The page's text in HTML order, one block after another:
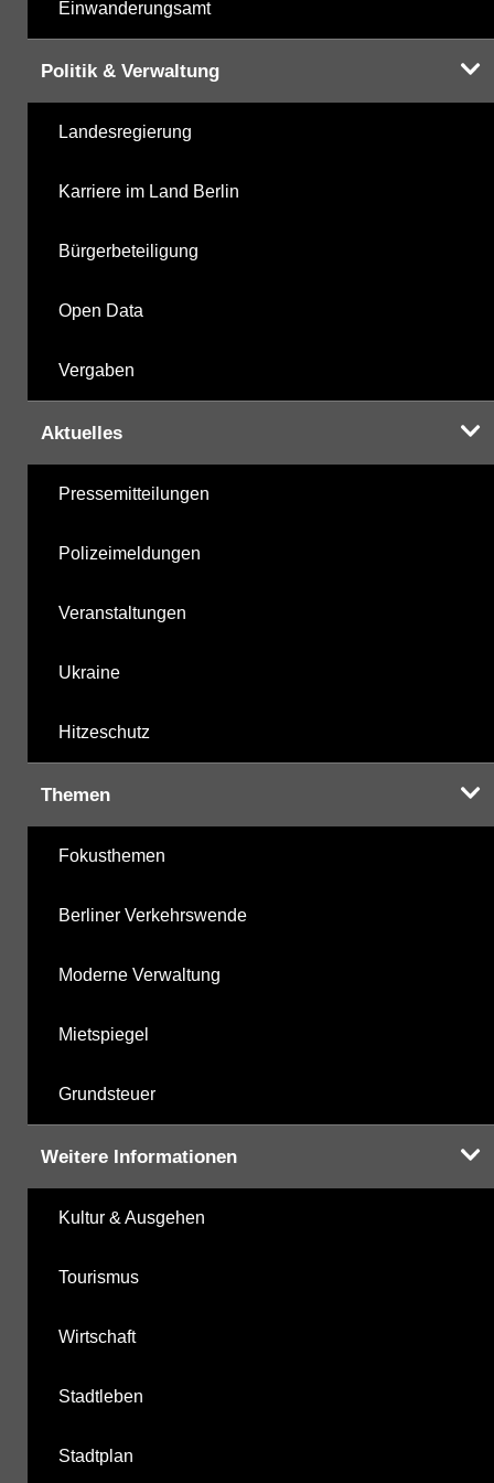
Einwanderungsamt
Politik & Verwaltung
Landesregierung
Karriere im Land Berlin
Bürgerbeteiligung
Open Data
Vergaben
Aktuelles
Pressemitteilungen
Polizeimeldungen
Veranstaltungen
Ukraine
Hitzeschutz
Themen
Fokusthemen
Berliner Verkehrswende
Moderne Verwaltung
Mietspiegel
Grundsteuer
Weitere Informationen
Kultur & Ausgehen
Tourismus
Wirtschaft
Stadtleben
Stadtplan